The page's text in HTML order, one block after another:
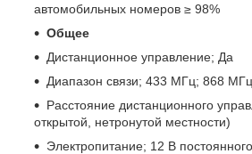
автомобильных номеров ≥ 98%
Общее
Дистанционное управление; Да
Диапазон связи; 433 МГц; 868 МГц
Расстояние дистанционного
открытой, нетронутой местности)
Электропитание; 12 В